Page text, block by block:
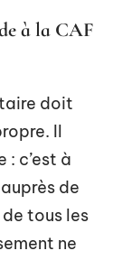
à la CAF
doit
Il
: c’est à
de
de tous les
ne